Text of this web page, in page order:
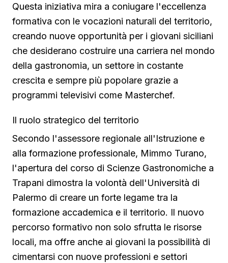
Questa iniziativa mira a coniugare l'eccellenza
formativa con le vocazioni naturali del territorio,
creando nuove opportunità per i giovani siciliani
che desiderano costruire una carriera nel mondo
della gastronomia, un settore in costante
crescita e sempre più popolare grazie a
programmi televisivi come Masterchef.
Il ruolo strategico del territorio
Secondo l'assessore regionale all'Istruzione e
alla formazione professionale, Mimmo Turano,
l'apertura del corso di Scienze Gastronomiche a
Trapani dimostra la volontà dell'Università di
Palermo di creare un forte legame tra la
formazione accademica e il territorio. Il nuovo
percorso formativo non solo sfrutta le risorse
locali, ma offre anche ai giovani la possibilità di
cimentarsi con nuove professioni e settori